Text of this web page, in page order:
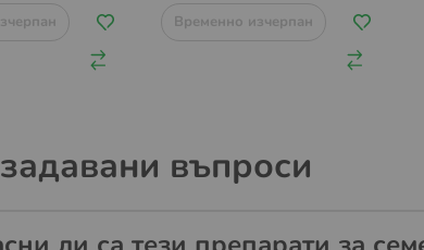
Временно изчерпан
въпроси